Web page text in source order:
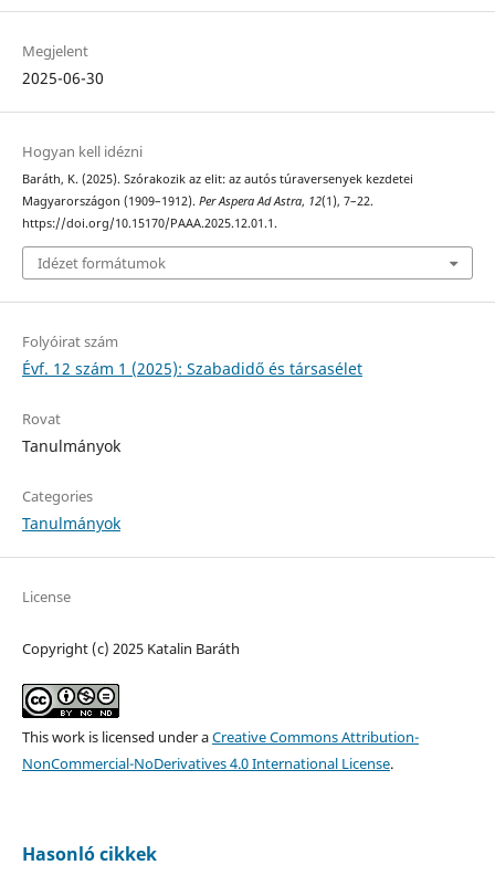
Megjelent
2025-06-30
Hogyan kell idézni
Baráth, K. (2025). Szórakozik az elit: az autós túraversenyek kezdetei
Magyarországon (1909–1912). Per Aspera Ad Astra, 12(1), 7–22.
https://doi.org/10.15170/PAAA.2025.12.01.1.
Idézet formátumok
Folyóirat szám
Évf. 12 szám 1 (2025): Szabadidő és társasélet
Rovat
Tanulmányok
Categories
Tanulmányok
License
Copyright (c) 2025 Katalin Baráth
This work is licensed under aCreative Commons Attribution-
NonCommercial-NoDerivatives 4.0 International License.
Hasonló cikkek